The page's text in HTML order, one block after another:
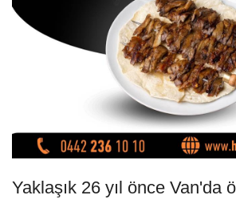
Yaklaşık 26 yıl önce Van'da